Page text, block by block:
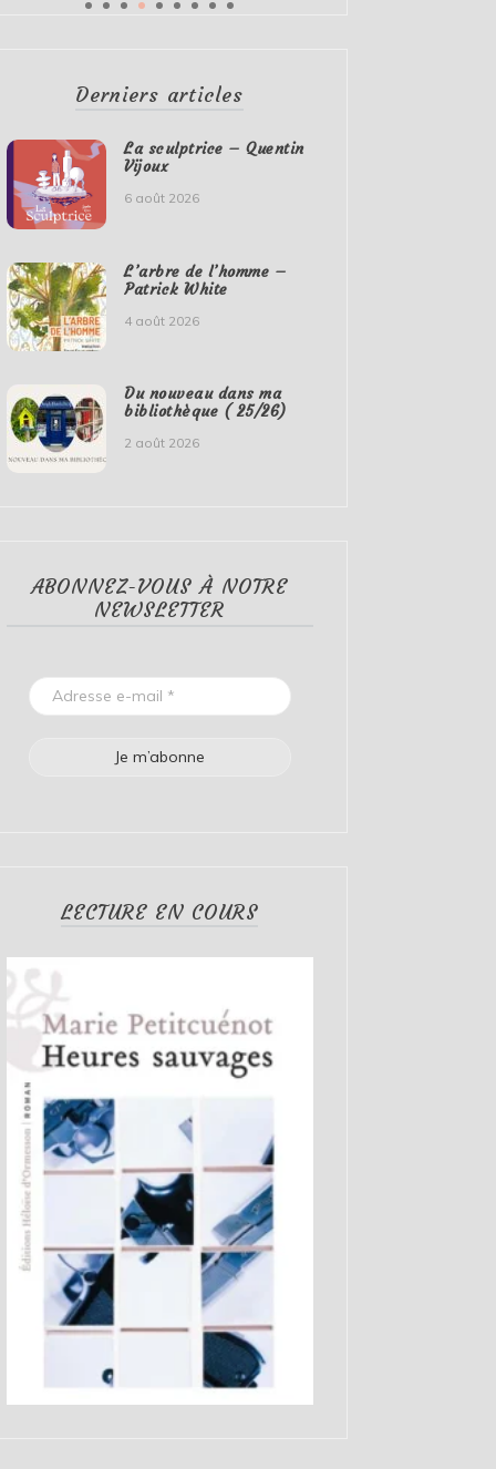
Derniers articles
La sculptrice – Quentin
Vijoux
6 août 2026
L’arbre de l’homme –
Patrick White
4 août 2026
Du nouveau dans ma
bibliothèque ( 25/26)
2 août 2026
ABONNEZ-VOUS À NOTRE
NEWSLETTER
LECTURE EN COURS